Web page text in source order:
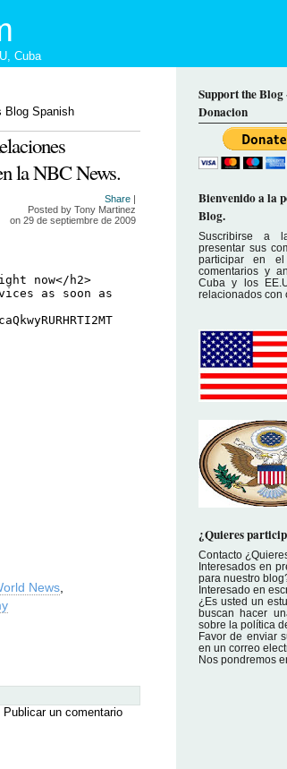
Cuba
la NBC News.
Share |
Posted by Tony Martinez
on 29 de septiembre de 2009
News,
Publicar un comentario
Support the
Donacion
Bienvenido a la
Blog.
Suscribirse a
presentar sus
participar en
comentarios y
Cuba y los
relacionados con
¿Quieres
Contacto
Interesados en
para nuestro
Interesado en
¿Es usted un
buscan hacer
sobre la política
Favor de enviar
en un correo
Nos pondremos